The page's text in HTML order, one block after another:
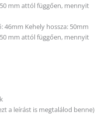
mm attól függően, mennyit
46mm Kehely hossza: 50mm
mm attól függően, mennyit
a leírást is megtalálod benne)